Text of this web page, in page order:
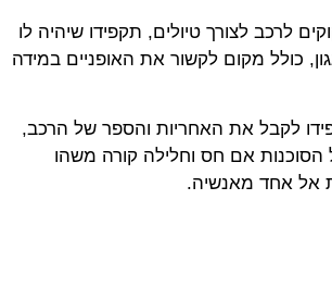
לרכב לצורך טיולים, תקפידו שיהיה לו
כולל מקום לקשור את האופניים במידה
לקבל את האחריות והספר של הרכב,
הסוכנות אם חס וחלילה קורה משהו
אל אחד מאנשיה.